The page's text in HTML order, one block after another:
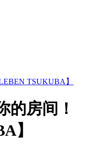
TSUKUBA】
的房间！
】